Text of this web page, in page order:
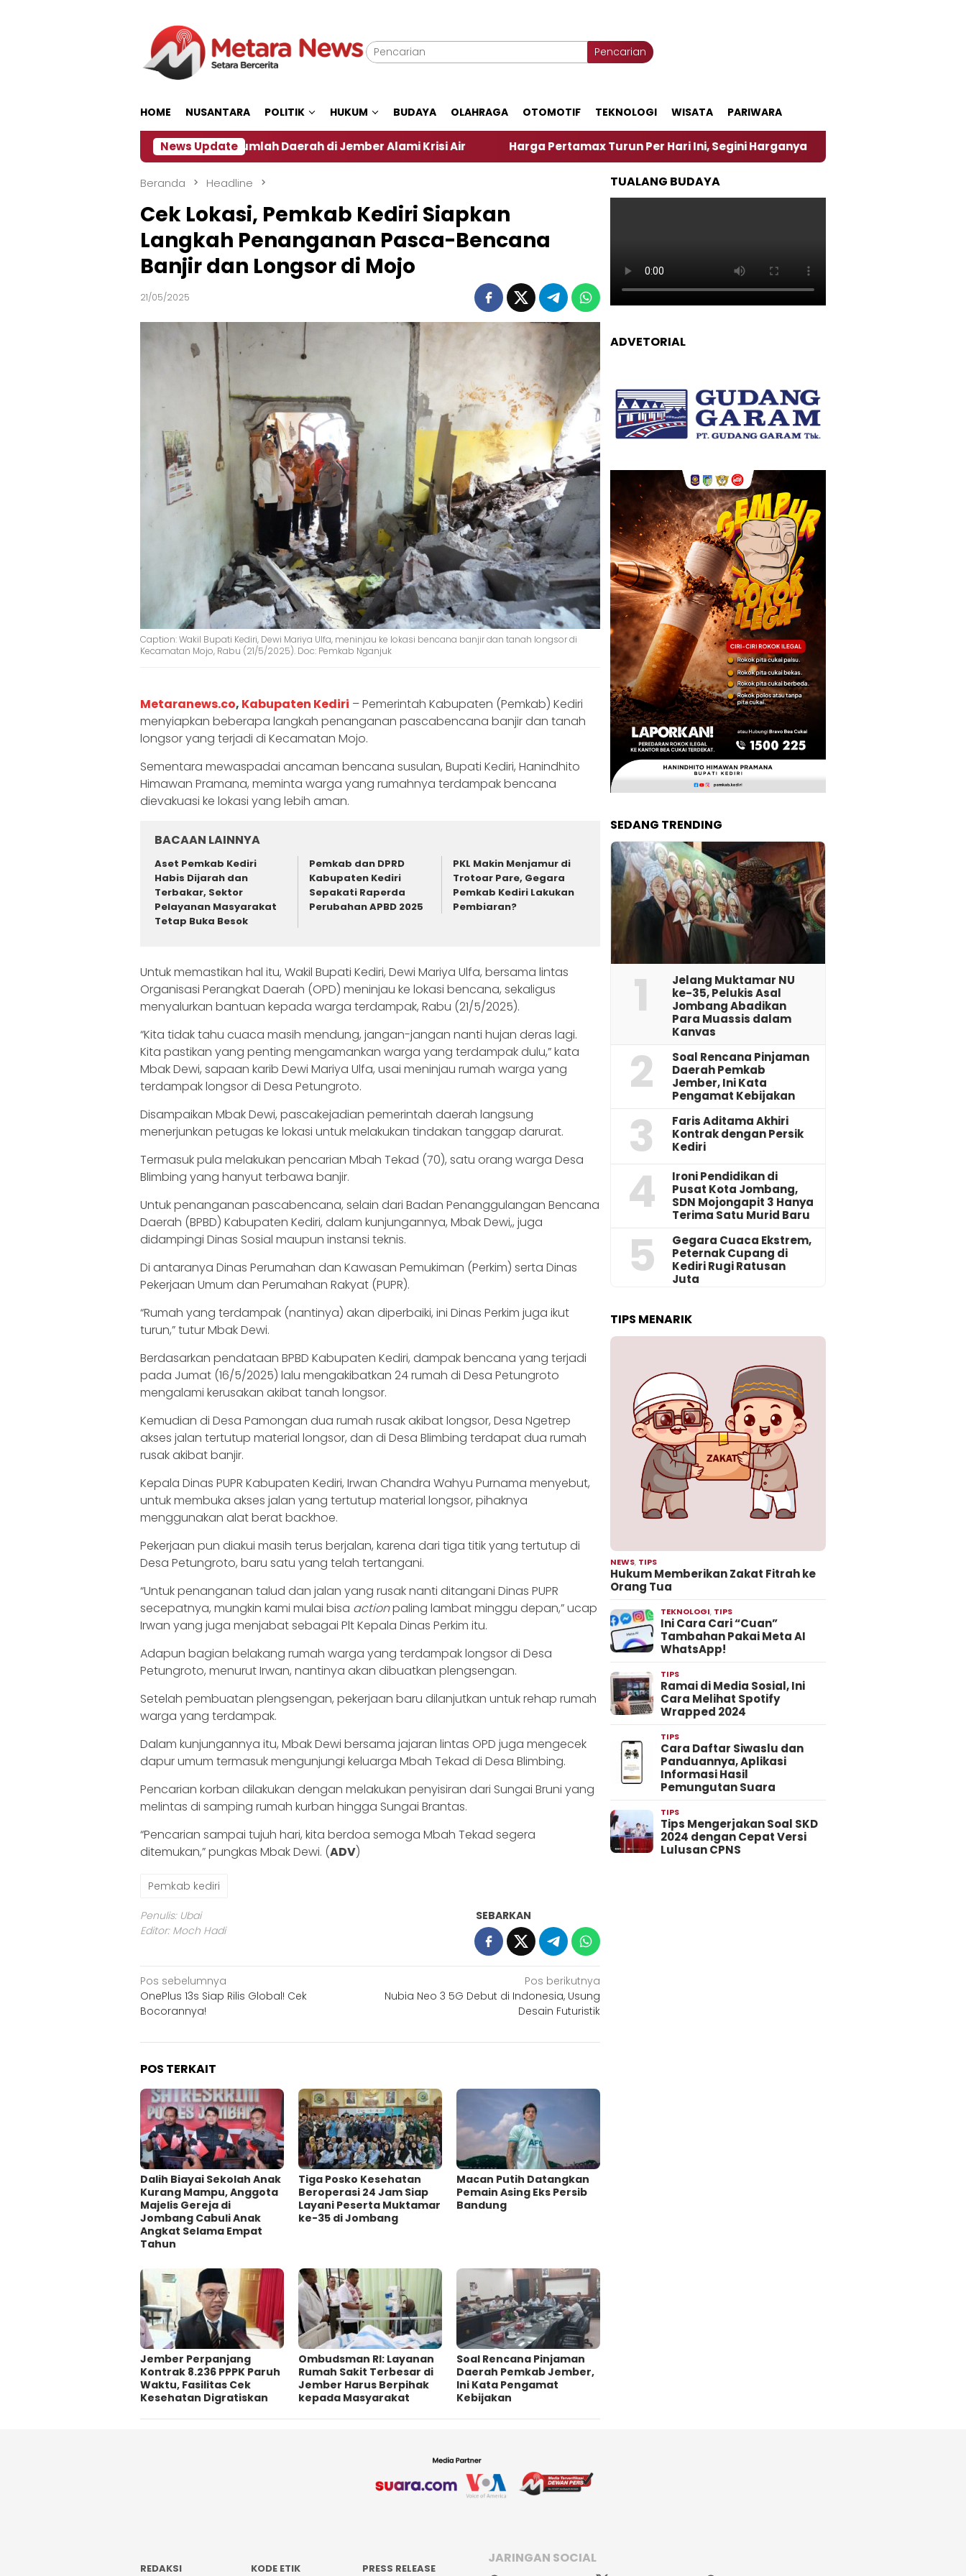
Pencarian
HOME NUSANTARA POLITIK HUKUM BUDAYA OLAHRAGA OTOMOTIF TEKNOLOGI WISATA PARIWARA
News Update
Dampak El Nino, Sejumlah Daerah di Jember Alami Krisi Air Harga Pertamax Turun Per Hari Ini, Segini Harganya ‎Nasirun Maestro Lukis Pemadu
Beranda Headline
Cek Lokasi, Pemkab Kediri Siapkan
Langkah Penanganan Pasca-Bencana
Banjir dan Longsor di Mojo
21/05/2025
Caption: Wakil Bupati Kediri, Dewi Mariya Ulfa, meninjau ke lokasi bencana banjir dan tanah longsor di
Kecamatan Mojo, Rabu (21/5/2025). Doc: Pemkab Nganjuk
Metaranews.co, Kabupaten Kediri – Pemerintah Kabupaten (Pemkab) Kediri
menyiapkan beberapa langkah penanganan pascabencana banjir dan tanah
longsor yang terjadi di Kecamatan Mojo.
Sementara mewaspadai ancaman bencana susulan, Bupati Kediri, Hanindhito
Himawan Pramana, meminta warga yang rumahnya terdampak bencana
dievakuasi ke lokasi yang lebih aman.
BACAAN LAINNYA
Aset Pemkab Kediri
Habis Dijarah dan
Terbakar, Sektor
Pelayanan Masyarakat
Tetap Buka Besok
Pemkab dan DPRD
Kabupaten Kediri
Sepakati Raperda
Perubahan APBD 2025
PKL Makin Menjamur di
Trotoar Pare, Gegara
Pemkab Kediri Lakukan
Pembiaran?
Untuk memastikan hal itu, Wakil Bupati Kediri, Dewi Mariya Ulfa, bersama lintas
Organisasi Perangkat Daerah (OPD) meninjau ke lokasi bencana, sekaligus
menyalurkan bantuan kepada warga terdampak, Rabu (21/5/2025).
“Kita tidak tahu cuaca masih mendung, jangan-jangan nanti hujan deras lagi.
Kita pastikan yang penting mengamankan warga yang terdampak dulu,” kata
Mbak Dewi, sapaan karib Dewi Mariya Ulfa, usai meninjau rumah warga yang
terdampak longsor di Desa Petungroto.
Disampaikan Mbak Dewi, pascakejadian pemerintah daerah langsung
menerjunkan petugas ke lokasi untuk melakukan tindakan tanggap darurat.
Termasuk pula melakukan pencarian Mbah Tekad (70), satu orang warga Desa
Blimbing yang hanyut terbawa banjir.
Untuk penanganan pascabencana, selain dari Badan Penanggulangan Bencana
Daerah (BPBD) Kabupaten Kediri, dalam kunjungannya, Mbak Dewi,, juga
didampingi Dinas Sosial maupun instansi teknis.
Di antaranya Dinas Perumahan dan Kawasan Pemukiman (Perkim) serta Dinas
Pekerjaan Umum dan Perumahan Rakyat (PUPR).
“Rumah yang terdampak (nantinya) akan diperbaiki, ini Dinas Perkim juga ikut
turun,” tutur Mbak Dewi.
Berdasarkan pendataan BPBD Kabupaten Kediri, dampak bencana yang terjadi
pada Jumat (16/5/2025) lalu mengakibatkan 24 rumah di Desa Petungroto
mengalami kerusakan akibat tanah longsor.
Kemudian di Desa Pamongan dua rumah rusak akibat longsor, Desa Ngetrep
akses jalan tertutup material longsor, dan di Desa Blimbing terdapat dua rumah
rusak akibat banjir.
Kepala Dinas PUPR Kabupaten Kediri, Irwan Chandra Wahyu Purnama menyebut,
untuk membuka akses jalan yang tertutup material longsor, pihaknya
menggunakan alat berat backhoe.
Pekerjaan pun diakui masih terus berjalan, karena dari tiga titik yang tertutup di
Desa Petungroto, baru satu yang telah tertangani.
“Untuk penanganan talud dan jalan yang rusak nanti ditangani Dinas PUPR
secepatnya, mungkin kami mulai bisa actionpaling lambat minggu depan,” ucap
Irwan yang juga menjabat sebagai Plt Kepala Dinas Perkim itu.
Adapun bagian belakang rumah warga yang terdampak longsor di Desa
Petungroto, menurut Irwan, nantinya akan dibuatkan plengsengan.
Setelah pembuatan plengsengan, pekerjaan baru dilanjutkan untuk rehap rumah
warga yang terdampak.
Dalam kunjungannya itu, Mbak Dewi bersama jajaran lintas OPD juga mengecek
dapur umum termasuk mengunjungi keluarga Mbah Tekad di Desa Blimbing.
Pencarian korban dilakukan dengan melakukan penyisiran dari Sungai Bruni yang
melintas di samping rumah kurban hingga Sungai Brantas.
“Pencarian sampai tujuh hari, kita berdoa semoga Mbah Tekad segera
ditemukan,” pungkas Mbak Dewi. (ADV)
Pemkab kediri
Penulis: Ubai
Editor: Moch Hadi
SEBARKAN
Navigasi
pos
Pos sebelumnya
OnePlus 13s Siap Rilis Global! Cek
Bocorannya!
Pos berikutnya
Nubia Neo 3 5G Debut di Indonesia, Usung
Desain Futuristik
POS TERKAIT
Dalih Biayai Sekolah Anak
Kurang Mampu, Anggota
Majelis Gereja di
Jombang Cabuli Anak
Angkat Selama Empat
Tahun
Tiga Posko Kesehatan
Beroperasi 24 Jam Siap
Layani Peserta Muktamar
ke-35 di Jombang
Macan Putih Datangkan
Pemain Asing Eks Persib
Bandung
Jember Perpanjang
Kontrak 8.236 PPPK Paruh
Waktu, Fasilitas Cek
Kesehatan Digratiskan
Ombudsman RI: Layanan
Rumah Sakit Terbesar di
Jember Harus Berpihak
kepada Masyarakat
‎Soal Rencana Pinjaman
Daerah Pemkab Jember,
Ini Kata Pengamat
Kebijakan ‎
TUALANG BUDAYA
ADVETORIAL
SEDANG TRENDING
1
Jelang Muktamar NU
ke-35, Pelukis Asal
Jombang Abadikan
Para Muassis dalam
Kanvas
2
‎Soal Rencana Pinjaman
Daerah Pemkab
Jember, Ini Kata
Pengamat Kebijakan ‎
3
Faris Aditama Akhiri
Kontrak dengan Persik
Kediri
4
Ironi Pendidikan di
Pusat Kota Jombang,
SDN Mojongapit 3 Hanya
Terima Satu Murid Baru
5
‎Gegara Cuaca Ekstrem,
Peternak Cupang di
Kediri Rugi Ratusan
Juta
TIPS MENARIK
NEWS, TIPS
Hukum Memberikan Zakat Fitrah ke
Orang Tua
TEKNOLOGI, TIPS
Ini Cara Cari “Cuan”
Tambahan Pakai Meta AI
WhatsApp!
TIPS
Ramai di Media Sosial, Ini
Cara Melihat Spotify
Wrapped 2024
TIPS
Cara Daftar Siwaslu dan
Panduannya, Aplikasi
Informasi Hasil
Pemungutan Suara
TIPS
Tips Mengerjakan Soal SKD
2024 dengan Cepat Versi
Lulusan CPNS
REDAKSI KODE ETIK PRESS RELEASE
JARINGAN SOCIAL